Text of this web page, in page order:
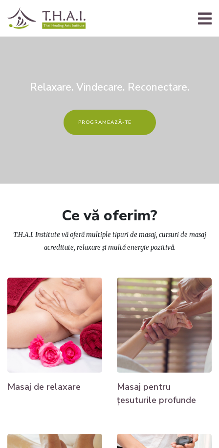
Relaxare. Vindecare. Reconectare.
PROGRAMEAZĂ-TE
Ce vă oferim?
T.H.A.I. Institute vă oferă multiple tipuri de masaj, cursuri de masaj
acreditate, relaxare și multă energie pozitivă.
Masaj de relaxare
Masaj pentru
țesuturile profunde